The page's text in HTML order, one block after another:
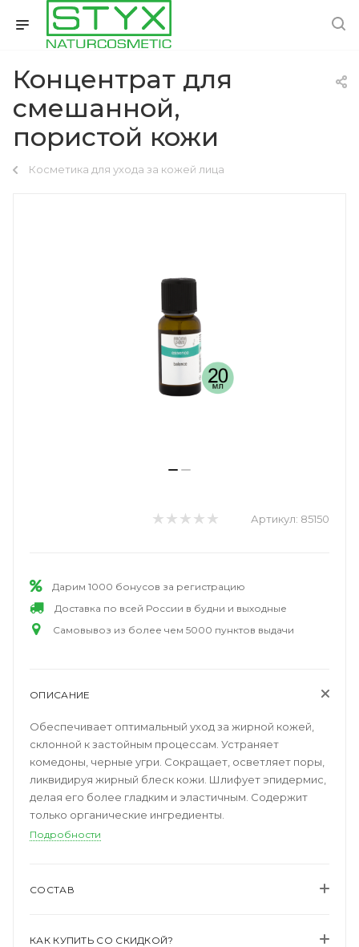
Концентрат для
смешанной,
пористой кожи
Косметика для ухода за кожей лица
Артикул: 85150
Дарим 1000 бонусов за регистрацию
Доставка по всей России в будни и выходные
Самовывоз из более чем 5000 пунктов выдачи
ОПИСАНИЕ
Обеспечивает оптимальный уход за жирной кожей,
склонной к застойным процессам. Устраняет
комедоны, черные угри. Сокращает, осветляет поры,
ликвидируя жирный блеск кожи. Шлифует эпидермис,
делая его более гладким и эластичным. Содержит
только органические ингредиенты.
Подробности
СОСТАВ
КАК КУПИТЬ СО СКИДКОЙ?